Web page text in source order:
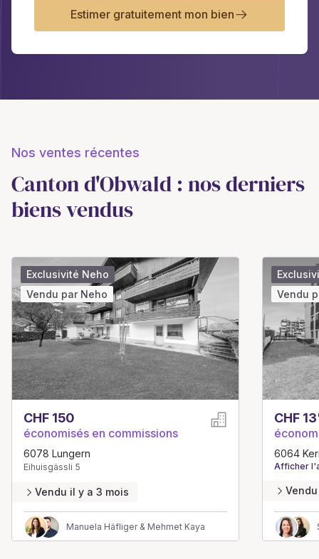
Estimer gratuitement mon bien
Nos ventes récentes
Canton d'Obwald : nos derniers
biens vendus
CHF 150
économisés en commissions
6078 Lungern
Eihuisgässli 5
Vendu il y a 3 mois
Manuela Häfliger & Mehmet Kaya
Exclusivité Neho
Vendu par Neho
CHF
6064
Afficher
Vendu